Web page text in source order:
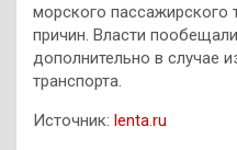
морского пассажирского
причин. Власти
дополнительно в случае
транспорта.
Источник: lenta.ru